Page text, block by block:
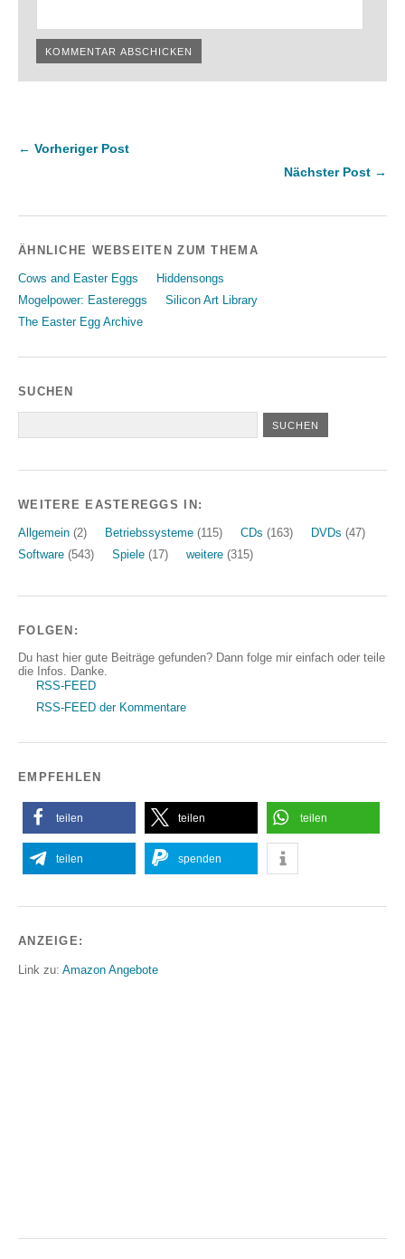
← Vorheriger Post
Nächster Post →
ÄHNLICHE WEBSEITEN ZUM THEMA
Cows and Easter Eggs
Hiddensongs
Mogelpower: Eastereggs
Silicon Art Library
The Easter Egg Archive
SUCHEN
WEITERE EASTEREGGS IN:
Allgemein (2) Betriebssysteme (115) CDs (163) DVDs (47)
Software (543) Spiele (17) weitere (315)
FOLGEN:
Du hast hier gute Beiträge gefunden? Dann folge mir einfach oder teile
die Infos. Danke.
RSS-FEED
RSS-FEED der Kommentare
EMPFEHLEN
teilen teilen teilen
teilen spenden
ANZEIGE:
Link zu: Amazon Angebote